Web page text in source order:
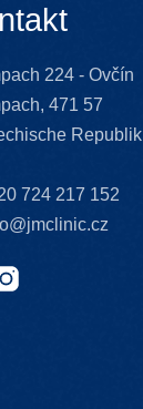
224 - Ovčín
471 57
Republik
724 217 152